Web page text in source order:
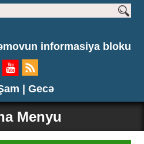
informasiya bloku
| Gecə
Menyu